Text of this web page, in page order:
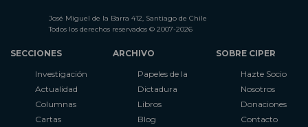
José Miguel de la Barra 412, Santiago de Chile
Todos los derechos reservados © 2007-2026
SECCIONES
Investigación
Actualidad
Columnas
Cartas
ARCHIVO
Papeles de la
Dictadura
Libros
Blog
SOBRE CIPER
Hazte Socio
Nosotros
Donaciones
Contacto